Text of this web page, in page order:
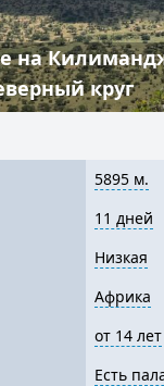
на
круг
5895 м.
11 дней
Низкая
Африка
от 14 лет
Есть